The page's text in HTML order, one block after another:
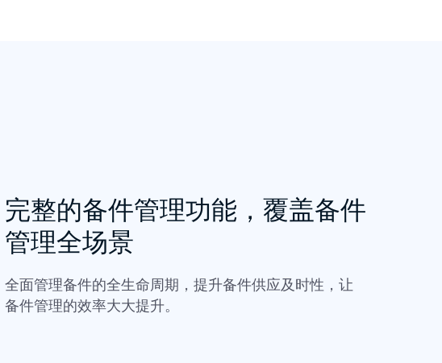
完整的备件管理功能，覆盖备件
管理全场景
全面管理备件的全生命周期，提升备件供应及时性，让
备件管理的效率大大提升。